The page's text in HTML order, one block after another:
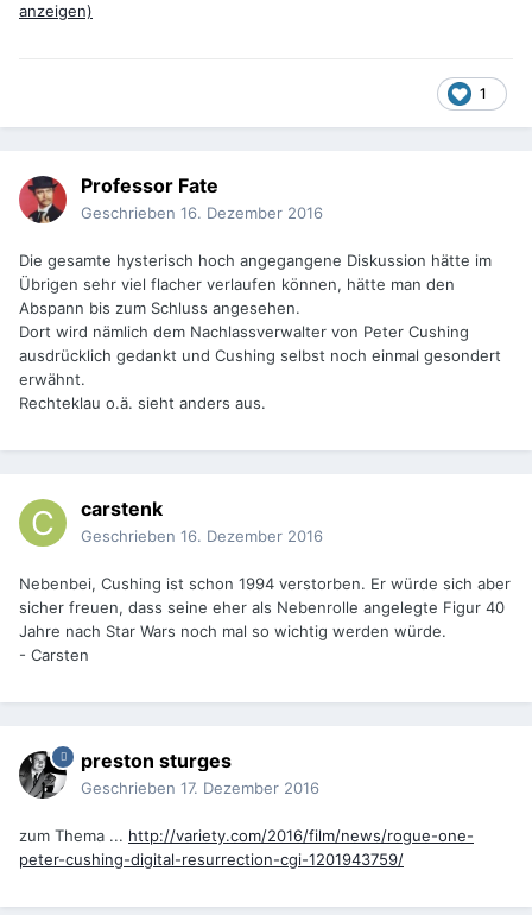
anzeigen)
1
Professor Fate
Geschrieben 16. Dezember 2016
Die gesamte hysterisch hoch angegangene Diskussion hätte im
Übrigen sehr viel flacher verlaufen können, hätte man den
Abspann bis zum Schluss angesehen.
Dort wird nämlich dem Nachlassverwalter von Peter Cushing
ausdrücklich gedankt und Cushing selbst noch einmal gesondert
erwähnt.
Rechteklau o.ä. sieht anders aus.
carstenk
Geschrieben 16. Dezember 2016
Nebenbei, Cushing ist schon 1994 verstorben. Er würde sich aber
sicher freuen, dass seine eher als Nebenrolle angelegte Figur 40
Jahre nach Star Wars noch mal so wichtig werden würde.
- Carsten
preston sturges
Geschrieben 17. Dezember 2016
zum Thema ... http://variety.com/2016/film/news/rogue-one-
peter-cushing-digital-resurrection-cgi-1201943759/